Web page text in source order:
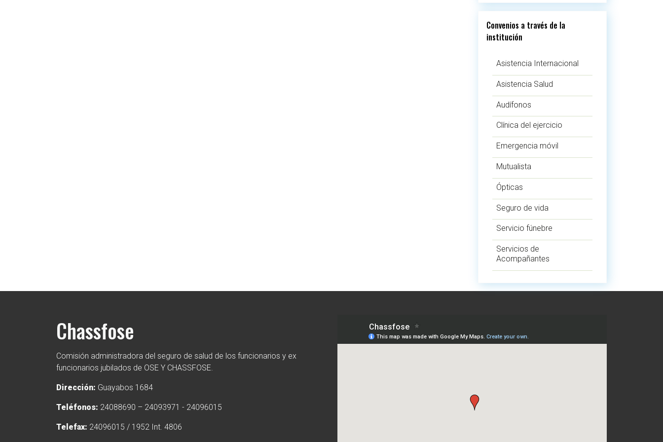
Convenios a través de la
institución
Asistencia Internacional
Asistencia Salud
Audífonos
Clínica del ejercicio
Emergencia móvil
Mutualista
Ópticas
Seguro de vida
Servicio fúnebre
Servicios de
Acompañantes
Chassfose
Comisión administradora del seguro de salud de los funcionarios y ex
funcionarios jubilados de OSE Y CHASSFOSE.
Dirección: Guayabos 1684
Teléfonos: 24088690 – 24093971 - 24096015
Telefax: 24096015 / 1952 Int. 4806